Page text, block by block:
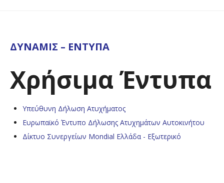
ΔΥΝΑΜΙΣ – ΈΝΤΥΠΑ
Χρήσιμα Έντυπα
Υπεύθυνη Δήλωση Ατυχήματος
Ευρωπαϊκό Έντυπο Δήλωσης Ατυχημάτων Αυτοκινήτου
Δίκτυο Συνεργείων Mondial Ελλάδα - Εξωτερικό